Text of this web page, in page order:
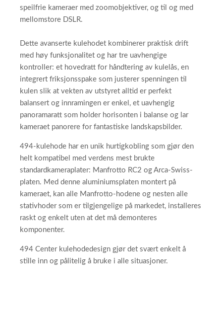
speilfrie kameraer med zoomobjektiver, og til og med
mellomstore DSLR.
Dette avanserte kulehodet kombinerer praktisk drift
med høy funksjonalitet og har tre uavhengige
kontroller: et hovedratt for håndtering av kulelås, en
integrert friksjonsspake som justerer spenningen til
kulen slik at vekten av utstyret alltid er perfekt
balansert og innramingen er enkel, et uavhengig
panoramaratt som holder horisonten i balanse og lar
kameraet panorere for fantastiske landskapsbilder.
494-kulehode har en unik hurtigkobling som gjør den
helt kompatibel med verdens mest brukte
standardkameraplater: Manfrotto RC2 og Arca-Swiss-
platen. Med denne aluminiumsplaten montert på
kameraet, kan alle Manfrotto-hodene og nesten alle
stativhoder som er tilgjengelige på markedet, installeres
raskt og enkelt uten at det må demonteres
komponenter.
494 Center kulehodedesign gjør det svært enkelt å
stille inn og pålitelig å bruke i alle situasjoner.